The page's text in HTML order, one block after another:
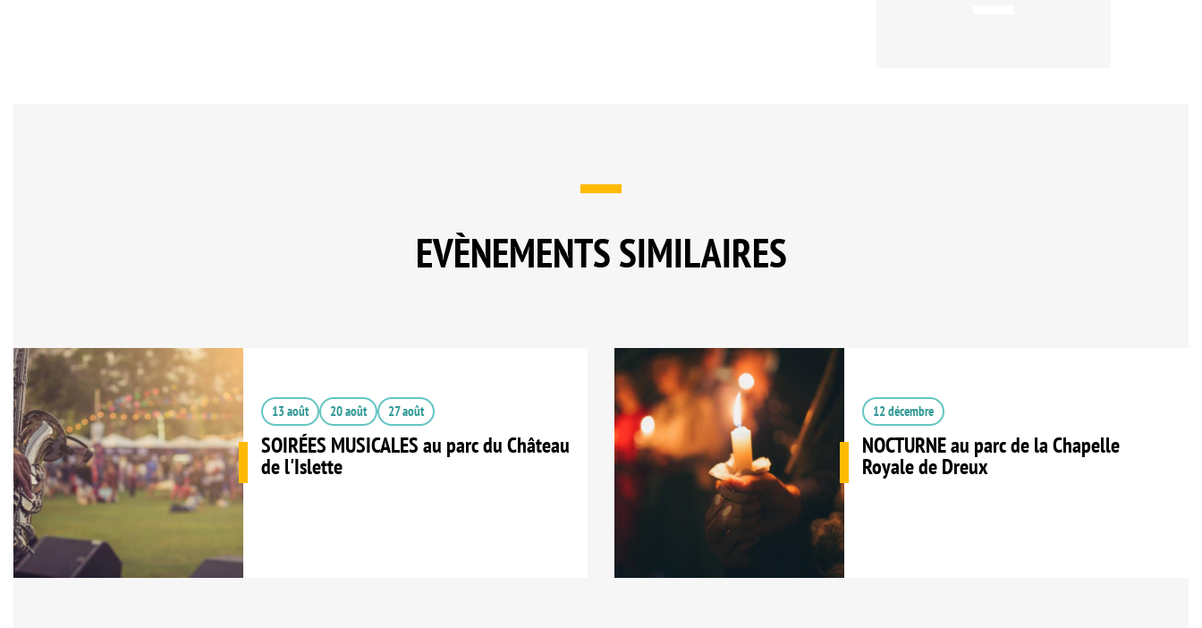
EVÈNEMENTS SIMILAIRES
13 août 20 août 27 août
SOIRÉES MUSICALES au parc du Château
de l'Islette
12 décembre
NOCTURNE au parc de la Chapelle
Royale de Dreux